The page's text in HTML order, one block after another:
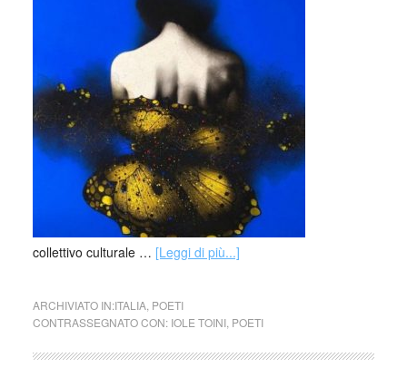
collettivo culturale … [Leggi di più...]
ARCHIVIATO IN:ITALIA, POETI
CONTRASSEGNATO CON: IOLE TOINI, POETI